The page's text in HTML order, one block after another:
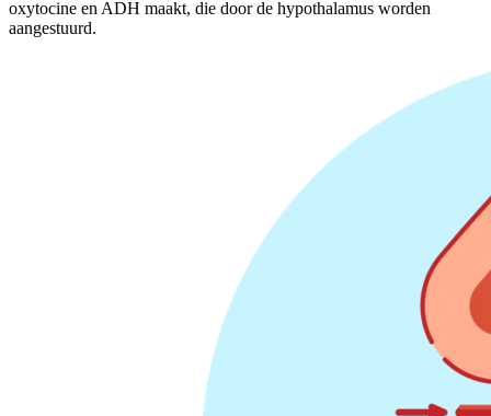
oxytocine en ADH maakt, die door de hypothalamus worden
aangestuurd.